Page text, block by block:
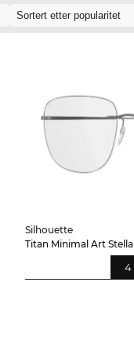
Silhouette
Titan Minimal Art
4